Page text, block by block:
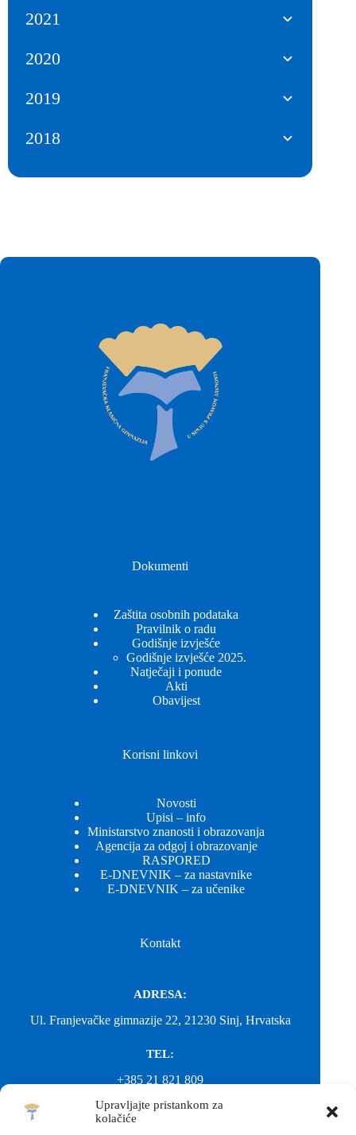
Upravljajte pristankom za
kolačiće
2021
2020
2019
2018
Dokumenti
Zaštita osobnih podataka
Pravilnik o radu
Godišnje izvješće
Godišnje izvješće 2025.
Natječaji i ponude
Akti
Obavijest
Korisni linkovi
Novosti
Upisi – info
Ministarstvo znanosti i obrazovanja
Agencija za odgoj i obrazovanje
RASPORED
E-DNEVNIK – za nastavnike
E-DNEVNIK – za učenike
Kontakt
ADRESA:
Ul. Franjevačke gimnazije 22, 21230 Sinj, Hrvatska
TEL:
+385 21 821 809
EMAIL: